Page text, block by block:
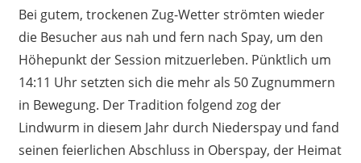
Bei gutem, trockenen Zug-Wetter strömten wieder
die Besucher aus nah und fern nach Spay, um den
Höhepunkt der Session mitzuerleben. Pünktlich um
14:11 Uhr setzten sich die mehr als 50 Zugnummern
in Bewegung. Der Tradition folgend zog der
Lindwurm in diesem Jahr durch Niederspay und fand
seinen feierlichen Abschluss in Oberspay, der Heimat